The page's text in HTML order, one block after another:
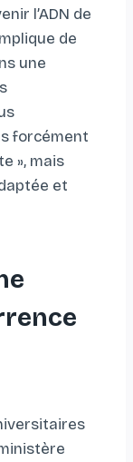
l’ADN de
de
une
forcément
», mais
et